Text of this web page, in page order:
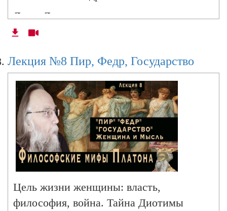
платонизм, традиционализм. Женщина —
взгляд справа
Семинар 15. Иран как Идея. Метафизика
нон-эквивалентности.
Платон и Христианство. Беседа в
Сафрониевой пустыни
Люди Луны
Три начала души, государства, космоса
Стражи и стражницы
Лекция №8 Пир, Федр, Государство
Цель жизни женщины: власть,
философия, война. Тайна Диотимы